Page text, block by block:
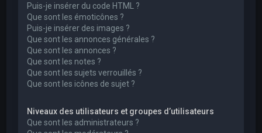
Puis-je insérer du code HTML ?
Que sont les émoticônes ?
Puis-je insérer des images ?
Que sont les annonces générales ?
Que sont les annonces ?
Que sont les notes ?
Que sont les sujets verrouillés ?
Que sont les icônes de sujet ?
Niveaux des utilisateurs et groupes d’utilisateurs
Que sont les administrateurs ?